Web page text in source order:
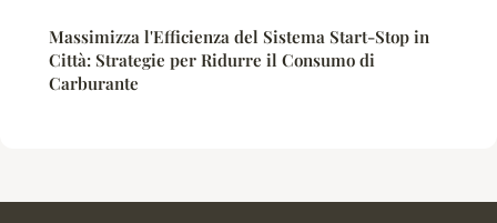
Massimizza l'Efficienza del Sistema Start-Stop in
Città: Strategie per Ridurre il Consumo di
Carburante